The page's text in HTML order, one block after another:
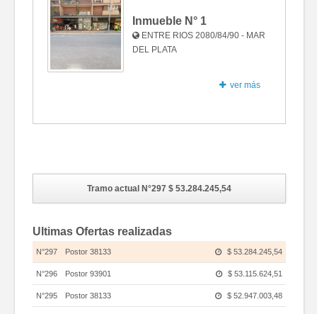
Inmueble N° 1
ENTRE RIOS 2080/84/90 - MAR
DEL PLATA
ver más
Tramo actual N°297 $ 53.284.245,54
Ultimas Ofertas realizadas
N°297 Postor 38133 $ 53.284.245,54
N°296 Postor 93901 $ 53.115.624,51
N°295 Postor 38133 $ 52.947.003,48